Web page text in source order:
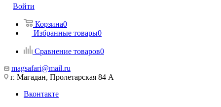
Войти
Корзина0
Избранные товары0
Сравнение товаров0
magsafari@mail.ru
г. Магадан, Пролетарская 84 А
Вконтакте